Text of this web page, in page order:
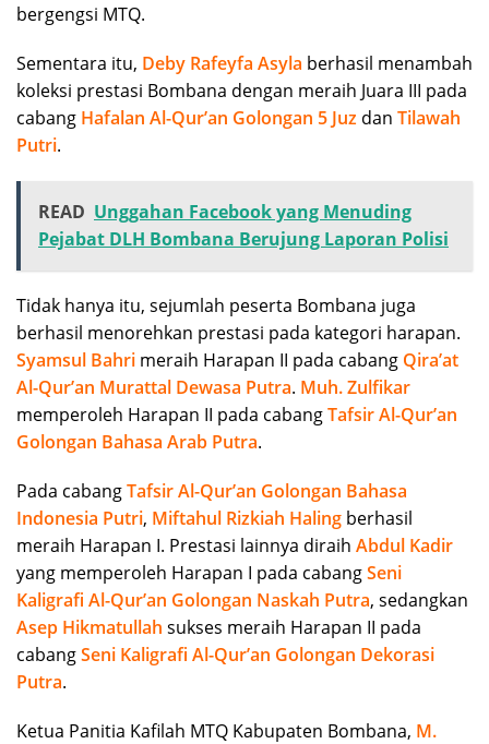
bergengsi MTQ.
Sementara itu, Deby Rafeyfa Asyla berhasil menambah
koleksi prestasi Bombana dengan meraih Juara III pada
cabang Hafalan Al-Qur’an Golongan 5 Juz dan Tilawah
Putri.
READ Unggahan Facebook yang Menuding
Pejabat DLH Bombana Berujung Laporan Polisi
Tidak hanya itu, sejumlah peserta Bombana juga
berhasil menorehkan prestasi pada kategori harapan.
Syamsul Bahri meraih Harapan II pada cabang Qira’at
Al-Qur’an Murattal Dewasa Putra. Muh. Zulfikar
memperoleh Harapan II pada cabangTafsir Al-Qur’an
Golongan Bahasa Arab Putra.
Pada cabangTafsir Al-Qur’an Golongan Bahasa
Indonesia Putri, Miftahul Rizkiah Haling berhasil
meraih Harapan I. Prestasi lainnya diraih Abdul Kadir
yang memperoleh Harapan I pada cabangSeni
Kaligrafi Al-Qur’an Golongan Naskah Putra, sedangkan
Asep Hikmatullah sukses meraih Harapan II pada
cabangSeni Kaligrafi Al-Qur’an Golongan Dekorasi
Putra.
Ketua Panitia Kafilah MTQ Kabupaten Bombana, M.